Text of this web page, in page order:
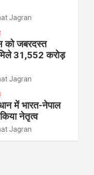
Jagran
जबरदस्त
31,552 करोड़
Jagran
में भारत-नेपाल
नेतृत्व
Jagran